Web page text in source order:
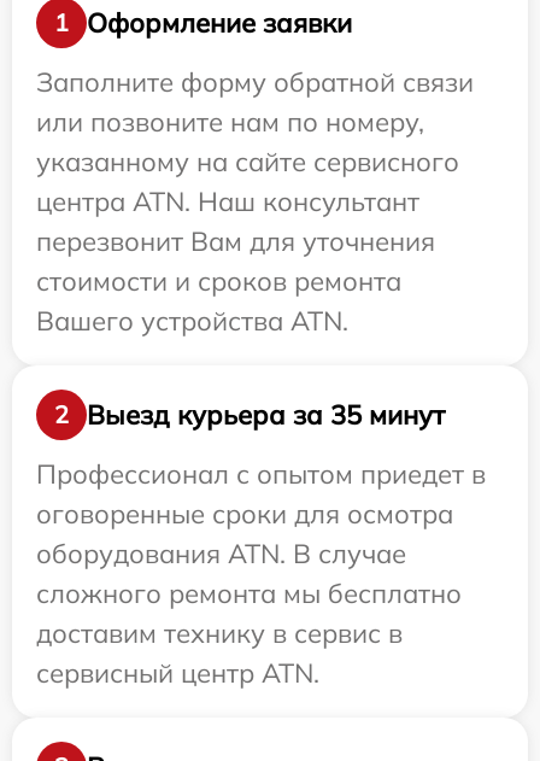
1
Оформление заявки
Заполните форму обратной связи
или позвоните нам по номеру,
указанному на сайте сервисного
центра ATN. Наш консультант
перезвонит Вам для уточнения
стоимости и сроков ремонта
Вашего устройства ATN.
2
Выезд курьера за 35 минут
Профессионал с опытом приедет в
оговоренные сроки для осмотра
оборудования ATN. В случае
сложного ремонта мы бесплатно
доставим технику в сервис в
сервисный центр ATN.